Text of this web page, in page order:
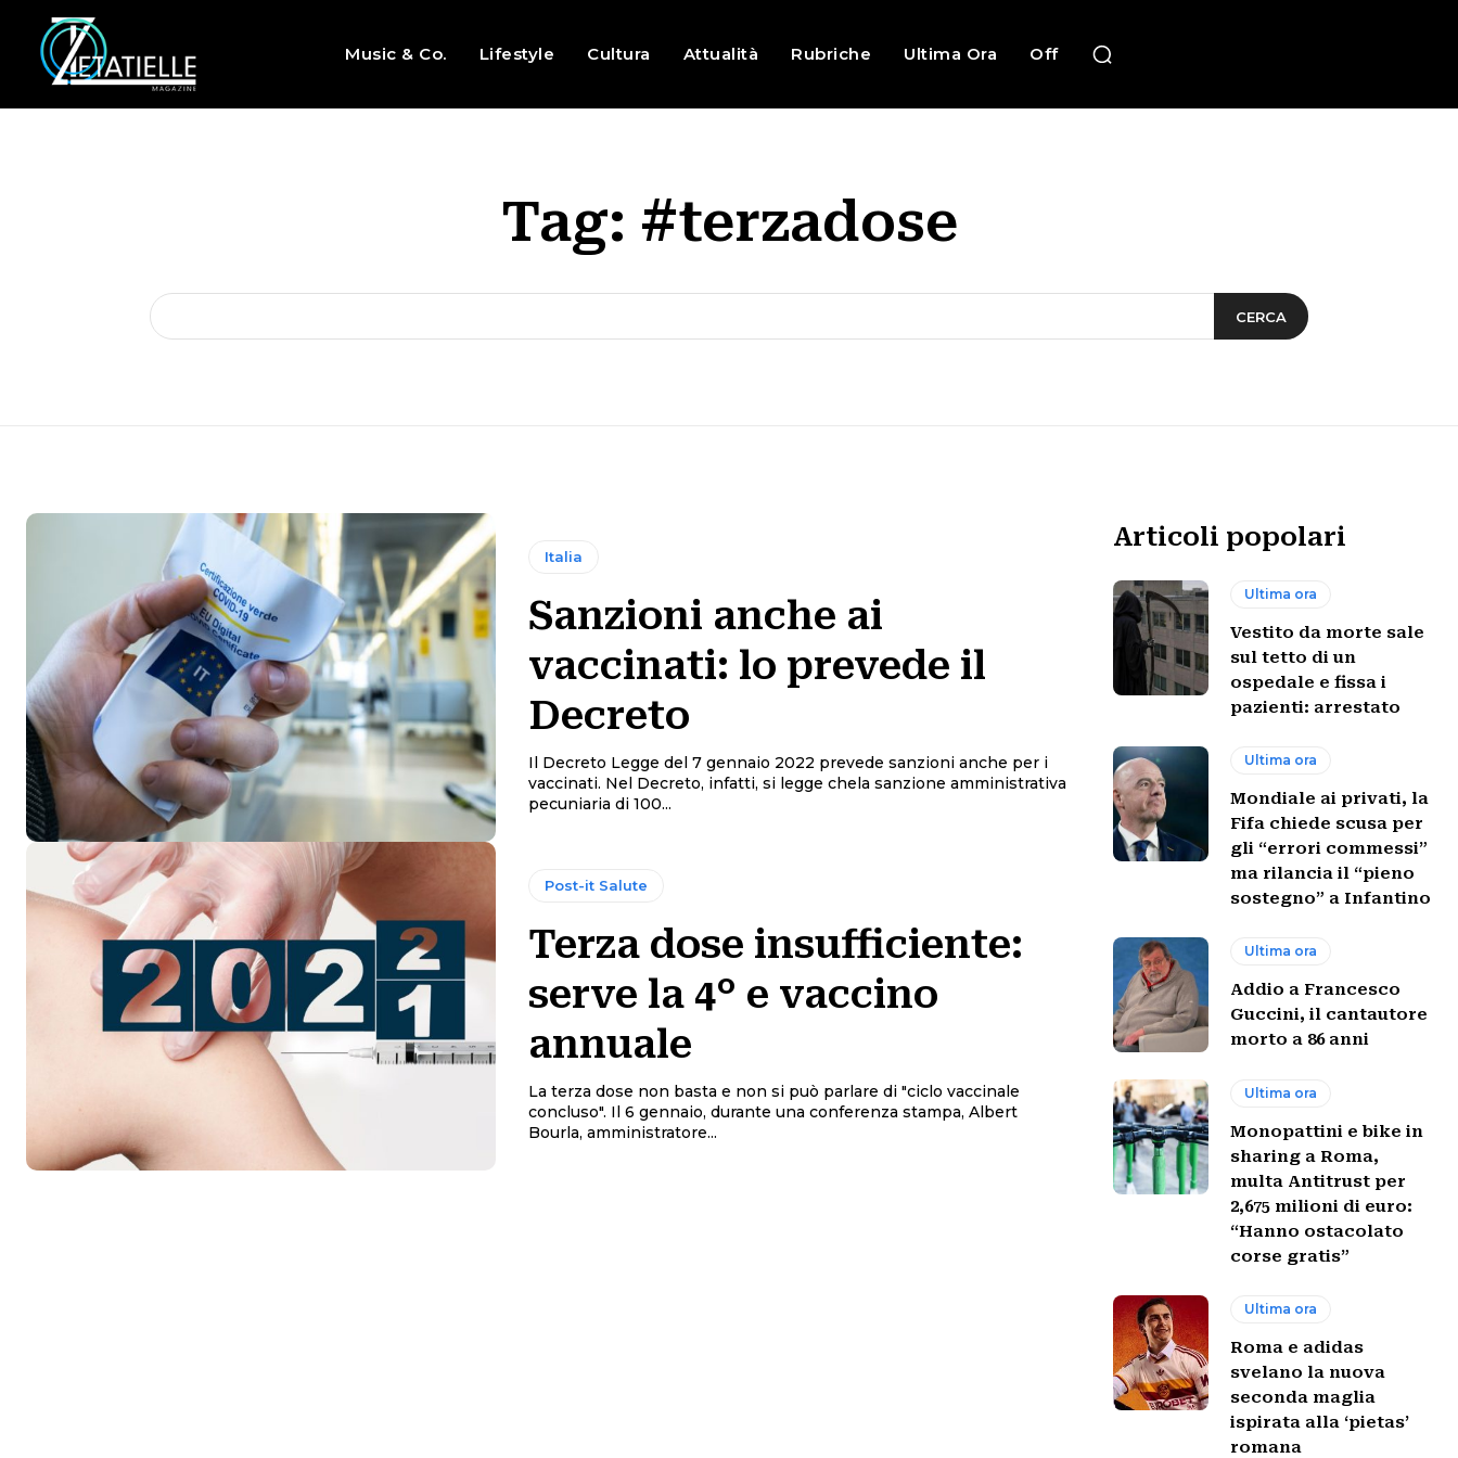
Music & Co. Lifestyle Cultura Attualità Rubriche Ultima Ora Off
Tag: #terzadose
CERCA
Italia
Sanzioni anche ai
vaccinati: lo prevede il
Decreto
Il Decreto Legge del 7 gennaio 2022 prevede sanzioni anche per i
vaccinati. Nel Decreto, infatti, si legge chela sanzione amministrativa
pecuniaria di 100...
Post-it Salute
Terza dose insufficiente:
serve la 4° e vaccino
annuale
La terza dose non basta e non si può parlare di "ciclo vaccinale
concluso". Il 6 gennaio, durante una conferenza stampa, Albert
Bourla, amministratore...
Articoli popolari
Ultima ora
Vestito da morte sale
sul tetto di un
ospedale e fissa i
pazienti: arrestato
Ultima ora
Mondiale ai privati, la
Fifa chiede scusa per
gli “errori commessi”
ma rilancia il “pieno
sostegno” a Infantino
Ultima ora
Addio a Francesco
Guccini, il cantautore
morto a 86 anni
Ultima ora
Monopattini e bike in
sharing a Roma,
multa Antitrust per
2,675 milioni di euro:
“Hanno ostacolato
corse gratis”
Ultima ora
Roma e adidas
svelano la nuova
seconda maglia
ispirata alla ‘pietas’
romana